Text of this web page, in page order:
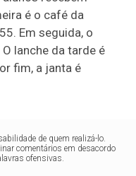
é o café da
Em seguida, o
lanche da tarde é
fim, a janta é
de quem realizá-lo.
comentários em desacordo
ofensivas.